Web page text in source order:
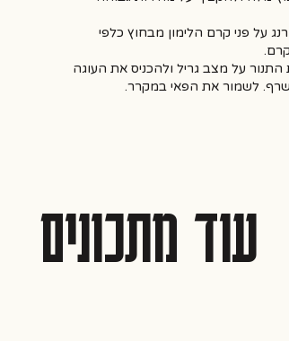
על פני קרם הלימון מבחוץ כלפי
על מצב גריל ולהכניס את העוגה
לשמור את הפאי במקרר.
עוד מתכונים